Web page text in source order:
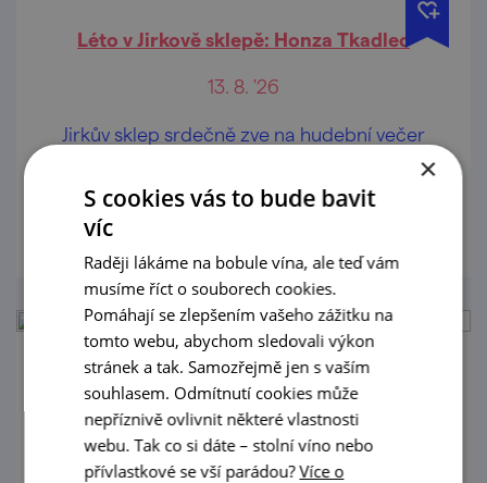
Léto v Jirkově sklepě: Honza Tkadlec
13. 8. '26
Jirkův sklep srdečně zve na hudební večer
prohlédnout
Degustace s prohlídkou výrobního a
ležáckého sklepa
20. 8. '26
×
S cookies vás to bude bavit
víc
Raději lákáme na bobule vína, ale teď vám
musíme říct o souborech cookies.
Pomáhají se zlepšením vašeho zážitku na
tomto webu, abychom sledovali výkon
stránek a tak. Samozřejmě jen s vaším
souhlasem. Odmítnutí cookies může
nepříznivě ovlivnit některé vlastnosti
webu. Tak co si dáte – stolní víno nebo
přívlastkové se vší parádou?Více o